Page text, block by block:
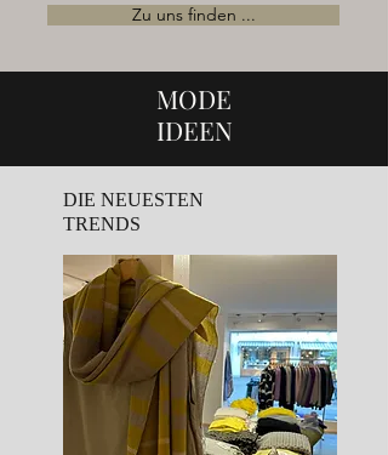
Zu uns finden ...
MODE
IDEEN
DIE NEUESTEN
TRENDS